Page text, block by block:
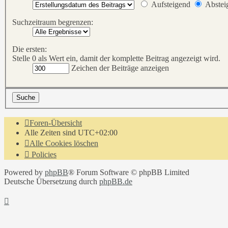
Aufsteigend
Suchzeitraum begrenzen:
Die ersten:
Stelle 0 als Wert ein, damit der komplette Beitrag angezeigt wird.
Zeichen der Beiträge anzeigen
Foren-Übersicht
Alle Zeiten sind UTC+02:00
Alle Cookies löschen
Policies
Powered by phpBB® Forum Software © phpBB Limited
Deutsche Übersetzung durch phpBB.de